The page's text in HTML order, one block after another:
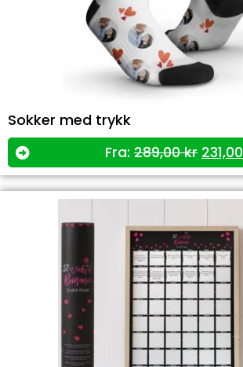
Sokker med trykk
Fra: 289,00kr 231,00